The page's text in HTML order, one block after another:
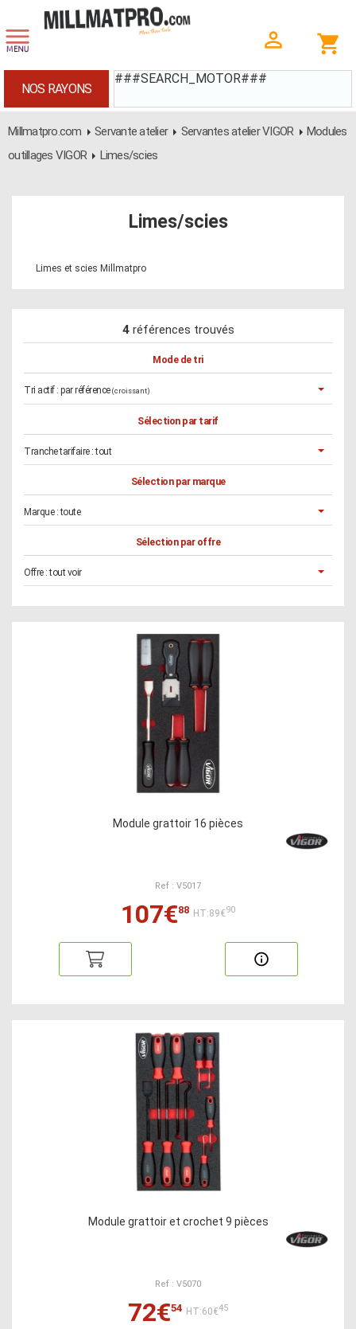
###SEARCH_MOTOR###
NOS RAYONS
Millmatpro.com Servante atelier Servantes atelier VIGOR
Modules
outillages VIGOR
Limes/scies
Limes/scies
Limes et scies Millmatpro
4références trouvés
Mode de tri
Tri actif : par référence (croissant)
Sélection par tarif
Tranche tarifaire :tout
Sélection par marque
Marque :toute
Sélection par offre
Offre :tout voir
Module grattoir 16 pièces
Ref : V5017
107€88 HT:89€90
Module grattoir et crochet 9 pièces
Ref : V5070
72€54 HT:60€45